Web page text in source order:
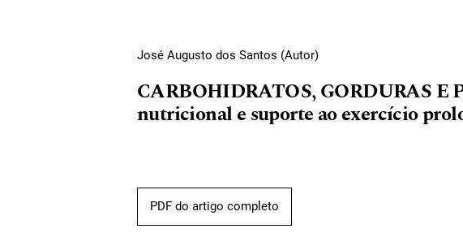
José Augusto dos Santos (Autor)
CARBOHIDRATOS, GORDURAS E
nutricional e suporte ao exercício
PDF do artigo completo